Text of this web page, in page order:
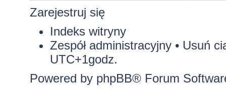
Zarejestruj się
Indeks witryny
Zespół administracyjny• Usuń
UTC+1godz.
Powered by phpBB® Forum